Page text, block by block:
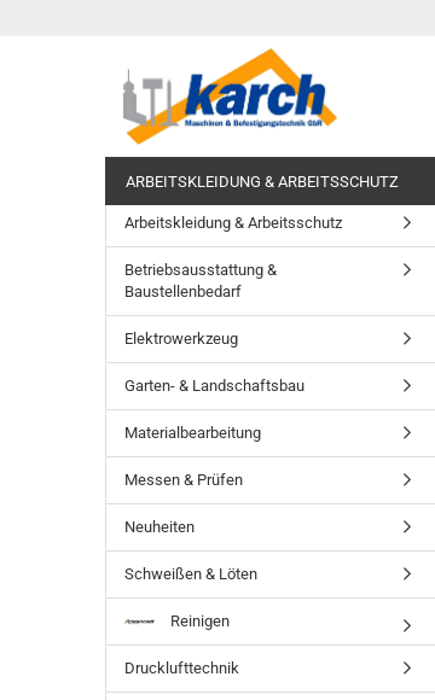
ARBEITSKLEIDUNG & ARBEITSSCHUTZ
Arbeitskleidung & Arbeitsschutz
Betriebsausstattung &
Baustellenbedarf
Elektrowerkzeug
Garten- & Landschaftsbau
Materialbearbeitung
Messen & Prüfen
Neuheiten
Schweißen & Löten
Reinigen
Drucklufttechnik